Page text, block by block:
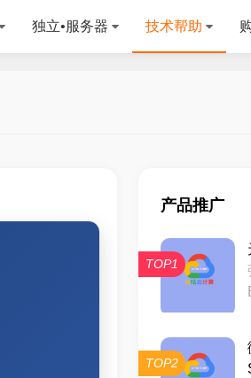
独立•服务器 技术帮助
产品推广
TOP1
TOP2